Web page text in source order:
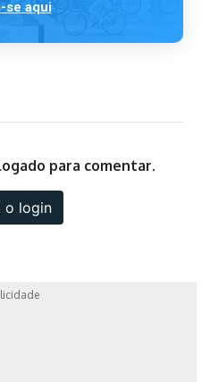
se aqui
para comentar.
o login